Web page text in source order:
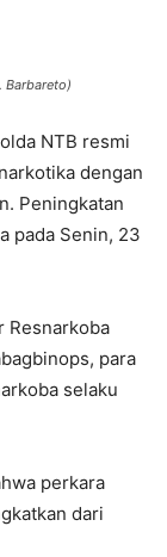
Barbareto)
NTB resmi
dengan
Peningkatan
pada Senin, 23
Resnarkoba
para
selaku
perkara
dari